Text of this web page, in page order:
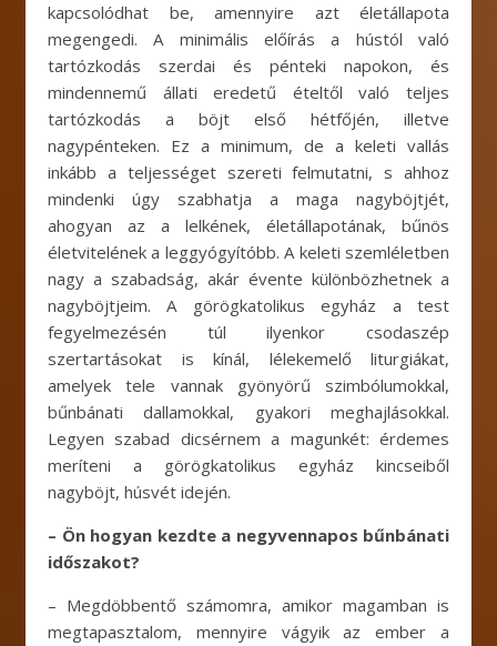
kapcsolódhat be, amennyire azt életállapota
megengedi. A minimális előírás a hústól való
tartózkodás szerdai és pénteki napokon, és
mindennemű állati eredetű ételtől való teljes
tartózkodás a böjt első hétfőjén, illetve
nagypénteken. Ez a minimum, de a keleti vallás
inkább a teljességet szereti felmutatni, s ahhoz
mindenki úgy szabhatja a maga nagyböjtjét,
ahogyan az a lelkének, életállapotának, bűnös
életvitelének a leggyógyítóbb. A keleti szemléletben
nagy a szabadság, akár évente különbözhetnek a
nagyböjtjeim. A görögkatolikus egyház a test
fegyelmezésén túl ilyenkor csodaszép
szertartásokat is kínál, lélekemelő liturgiákat,
amelyek tele vannak gyönyörű szimbólumokkal,
bűnbánati dallamokkal, gyakori meghajlásokkal.
Legyen szabad dicsérnem a magunkét: érdemes
meríteni a görögkatolikus egyház kincseiből
nagyböjt, húsvét idején.
– Ön hogyan kezdte a negyvennapos bűnbánati
időszakot?
– Megdöbbentő számomra, amikor magamban is
megtapasztalom, mennyire vágyik az ember a